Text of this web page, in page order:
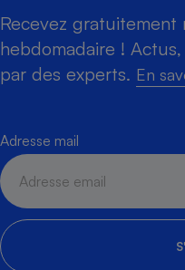
Recevez
hebdomadaire !
par des experts. En
Adresse mail